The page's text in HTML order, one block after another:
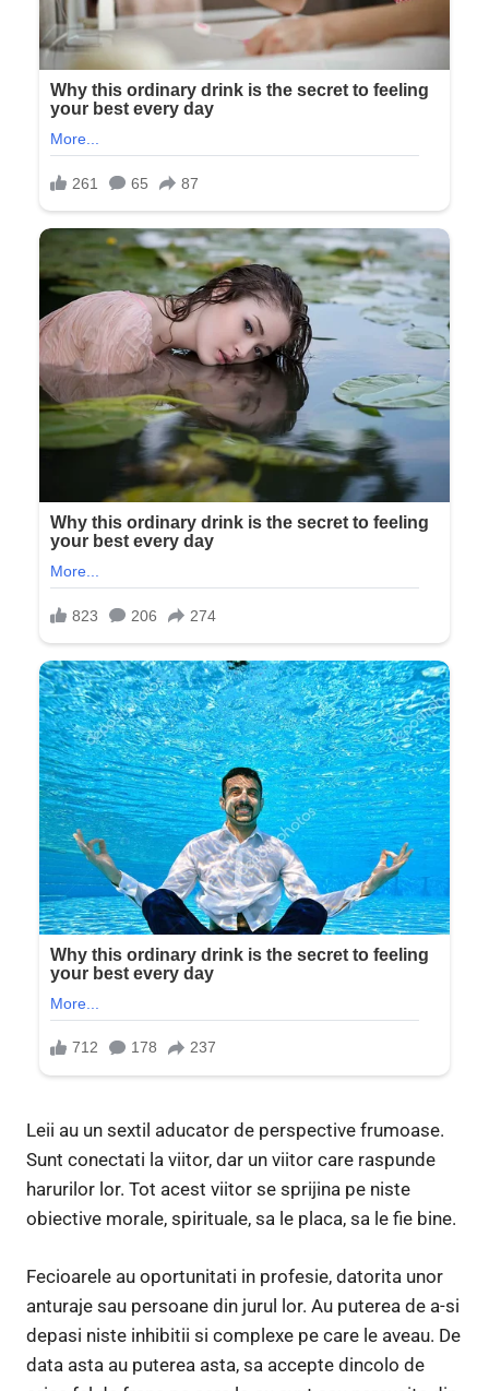
Leii au un sextil aducator de perspective frumoase.
Sunt conectati la viitor, dar un viitor care raspunde
harurilor lor. Tot acest viitor se sprijina pe niste
obiective morale, spirituale, sa le placa, sa le fie bine.
Fecioarele au oportunitati in profesie, datorita unor
anturaje sau persoane din jurul lor. Au puterea de a-si
depasi niste inhibitii si complexe pe care le aveau. De
data asta au puterea asta, sa accepte dincolo de